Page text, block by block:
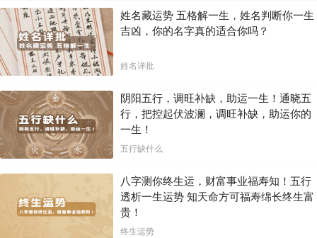
姓名藏运势 五格解一生，姓名判断你一生
吉凶，你的名字真的适合你吗？
姓名详批
阴阳五行，调旺补缺，助运一生！通晓五
行，把控起伏波澜，调旺补缺，助运你的
一生！
五行缺什么
八字测你终生运，财富事业福寿知！五行
透析一生运势 知天命方可福寿绵长终生富
贵！
终生运势